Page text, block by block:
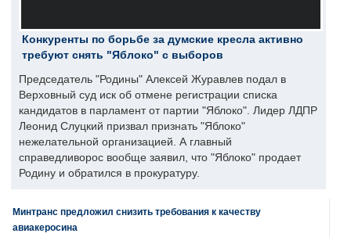
Конкуренты по борьбе за думские кресла активно
требуют снять "Яблоко" с выборов
Председатель "Родины" Алексей Журавлев подал в
Верховный суд иск об отмене регистрации списка
кандидатов в парламент от партии "Яблоко". Лидер ЛДПР
Леонид Слуцкий призвал признать "Яблоко"
нежелательной организацией. А главный
справедливорос вообще заявил, что "Яблоко" продает
Родину и обратился в прокуратуру.
Минтранс предложил снизить требования к качеству
авиакеросина